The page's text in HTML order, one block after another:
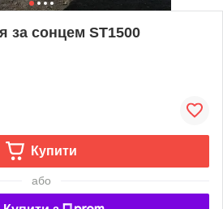
за сонцем ST1500
Купити
або